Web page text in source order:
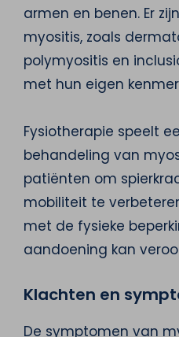
armen en benen. Er
myositis, zoals
polymyositis en
met hun eigen
Fysiotherapie speelt
behandeling van
patiënten om
mobiliteit te
met de fysieke
aandoening kan
Klachten en
De symptomen van